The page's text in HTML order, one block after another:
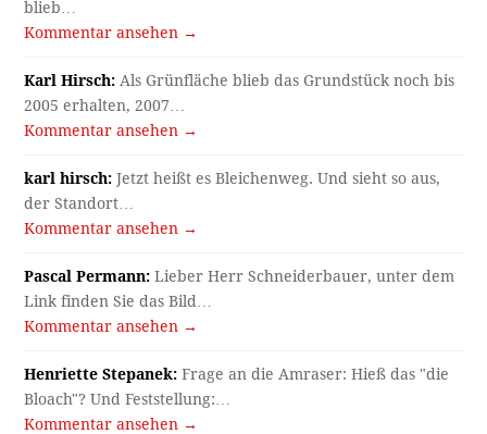
blieb…
Kommentar ansehen →
Karl Hirsch: Als Grünfläche blieb das Grundstück noch bis
2005 erhalten, 2007…
Kommentar ansehen →
karl hirsch: Jetzt heißt es Bleichenweg. Und sieht so aus,
der Standort…
Kommentar ansehen →
Pascal Permann: Lieber Herr Schneiderbauer, unter dem
Link finden Sie das Bild…
Kommentar ansehen →
Henriette Stepanek: Frage an die Amraser: Hieß das "die
Bloach"? Und Feststellung:…
Kommentar ansehen →